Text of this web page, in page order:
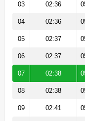
03 02:36
04 02:36
05 02:37
06 02:37
07 02:38
08 02:38
09 02:41